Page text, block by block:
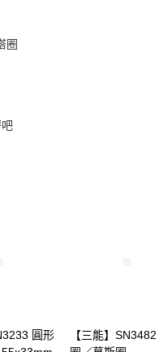
圈
圓形
【三能】